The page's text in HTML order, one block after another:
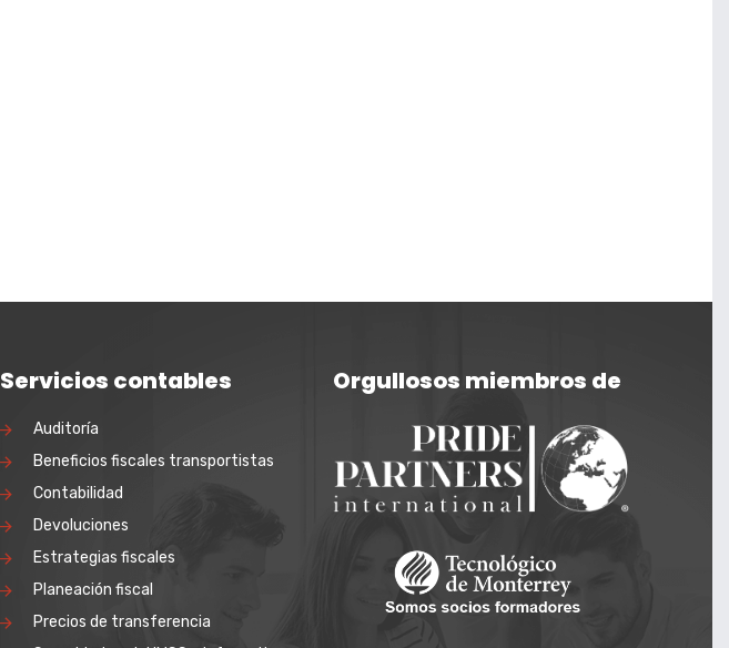
Servicios contables
Auditoría
Beneficios fiscales transportistas
Contabilidad
Devoluciones
Estrategias fiscales
Planeación fiscal
Precios de transferencia
Orgullosos miembros de